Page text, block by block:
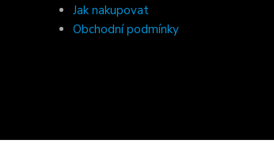
Jak nakupovat
Obchodní podmínky